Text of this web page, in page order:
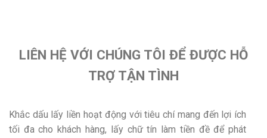
LIÊN HỆ VỚI CHÚNG TÔI ĐỂ ĐƯỢC HỖ
TRỢ TẬN TÌNH
Khắc dấu lấy liền hoạt động với tiêu chí mang đến lợi ích
tối đa cho khách hàng, lấy chữ tín làm tiền đề để phát